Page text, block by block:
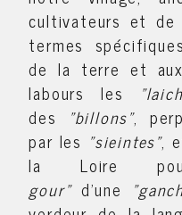
cultivateurs et de
termes
de la terre et
labours les
des
"billons",
par les "sieintes",
la Loire
gour"d'une